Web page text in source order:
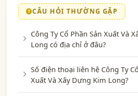
CÂU HỎI THƯỜNG GẶP
Công Ty Cổ Phần Sản Xuất Và
Long có địa chỉ ở đâu?
Số điện thoại liên hệ Công Ty
Xuất Và Xây Dựng Kim Long?